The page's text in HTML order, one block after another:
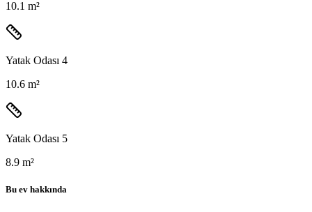
10.1 m²
Yatak Odası 4
10.6 m²
Yatak Odası 5
8.9 m²
Bu ev hakkında